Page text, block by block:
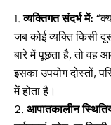
व्यक्तिगत संदर्भ में:
जब कोई व्यक्ति किसी
बारे में पूछता है, तो वह
इसका उपयोग दोस्तों,
में होता है।
आपातकालीन